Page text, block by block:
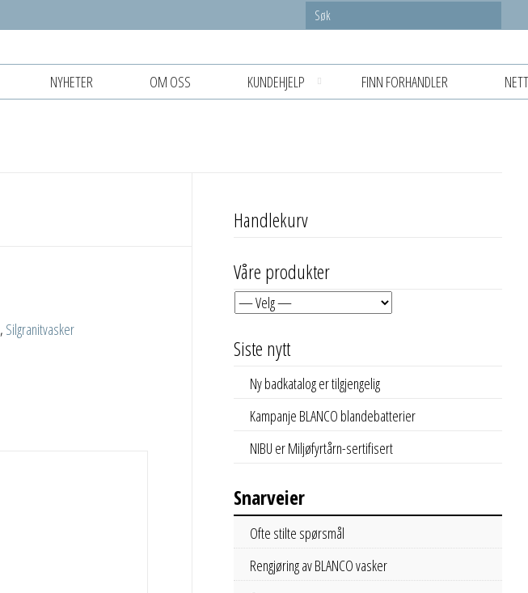
NYHETER OM OSS KUNDEHJELP FINN FORHANDLER
, Silgranitvasker
Handlekurv
Våre produkter
Siste nytt
Ny badkatalog er tilgjengelig
Kampanje BLANCO blandebatterier
NIBU er Miljøfyrtårn-sertifisert
Snarveier
Ofte stilte spørsmål
Rengjøring av BLANCO vasker